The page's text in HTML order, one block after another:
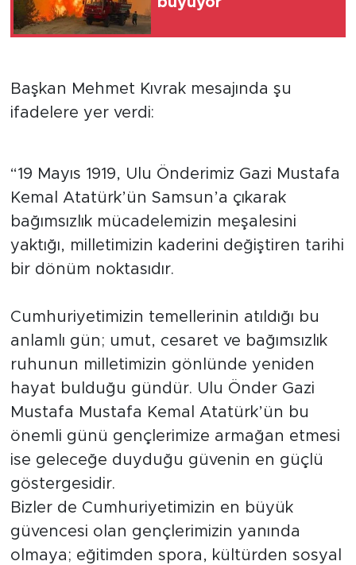
Başkan Mehmet Kıvrak mesajında şu
ifadelere yer verdi:
“19 Mayıs 1919, Ulu Önderimiz Gazi Mustafa
Kemal Atatürk’ün Samsun’a çıkarak
bağımsızlık mücadelemizin meşalesini
yaktığı, milletimizin kaderini değiştiren tarihi
bir dönüm noktasıdır.
Cumhuriyetimizin temellerinin atıldığı bu
anlamlı gün; umut, cesaret ve bağımsızlık
ruhunun milletimizin gönlünde yeniden
hayat bulduğu gündür. Ulu Önder Gazi
Mustafa Mustafa Kemal Atatürk’ün bu
önemli günü gençlerimize armağan etmesi
ise geleceğe duyduğu güvenin en güçlü
göstergesidir.
Bizler de Cumhuriyetimizin en büyük
güvencesi olan gençlerimizin yanında
olmaya; eğitimden spora, kültürden sosyal